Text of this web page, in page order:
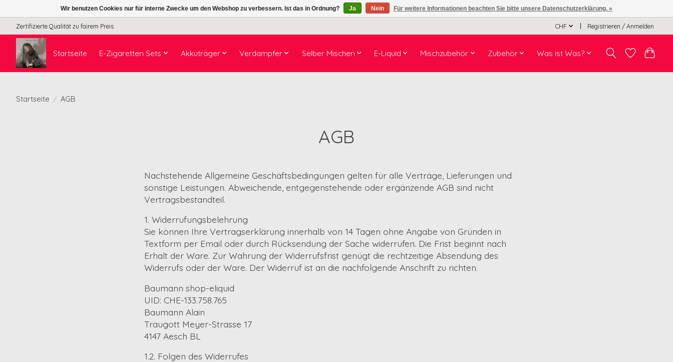
Zertifizierte Qualität zu fairem Preis CHF Registrieren / Anmelden
Startseite E-Zigaretten Sets Akkuträger Verdampfer Selber Mischen E-Liquid Mischzubehör Zubehör Was ist Was?
Startseite / AGB
AGB
Nachstehende Allgemeine Geschäftsbedingungen gelten für alle Verträge, Lieferungen und
sonstige Leistungen. Abweichende, entgegenstehende oder ergänzende AGB sind nicht
Vertragsbestandteil.
1. Widerrufungsbelehrung
Sie können Ihre Vertragserklärung innerhalb von 14 Tagen ohne Angabe von Gründen in
Textform per Email oder durch Rücksendung der Sache widerrufen. Die Frist beginnt nach
Erhalt der Ware. Zur Wahrung der Widerrufsfrist genügt die rechtzeitige Absendung des
Widerrufs oder der Ware. Der Widerruf ist an die nachfolgende Anschrift zu richten.
Baumann shop-eliquid
UID: CHE-133.758.765
Baumann Alain
Traugott Meyer-Strasse 17
4147 Aesch BL
1.2. Folgen des Widerrufes
Wir benutzen Cookies nur für interne Zwecke um den Webshop zu verbessern. Ist das in Ordnung? Ja Nein Für weitere Informationen beachten Sie bitte unsere Datenschutzerklärung. »